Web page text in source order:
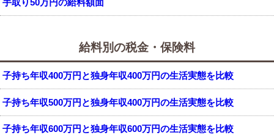
給料別の税金・保険料
子持ち年収400万円と独身年収400万円の生活実態を比較
子持ち年収500万円と独身年収400万円の生活実態を比較
子持ち年収600万円と独身年収600万円の生活実態を比較